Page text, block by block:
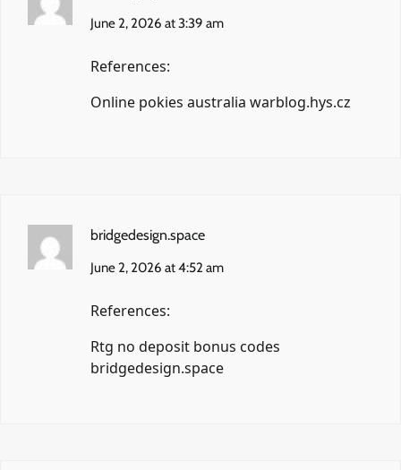
June 2, 2026 at 3:39 am
References:
Online pokies australia warblog.hys.cz
bridgedesign.space
June 2, 2026 at 4:52 am
References:
Rtg no deposit bonus codes
bridgedesign.space